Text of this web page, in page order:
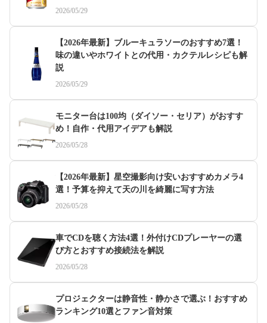
2026/05/29
【2026年最新】ブルーキュラソーのおすすめ7選！
味の違いやホワイトとの代用・カクテルレシピも解
説
2026/05/29
モニター台は100均（ダイソー・セリア）がおすす
め！自作・代用アイデアも解説
2026/05/28
【2026年最新】星空撮影向け安いおすすめカメラ4
選！予算を抑えて天の川を綺麗に写す方法
2026/05/28
車でCDを聴く方法4選！外付けCDプレーヤーの選
び方とおすすめ接続法を解説
2026/05/28
プロジェクターは静音性・静かさで選ぶ！おすすめ
ランキング10選とファン音対策